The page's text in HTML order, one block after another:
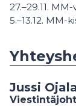
27.–29.11.
5.–13.12. MM-
Jussi